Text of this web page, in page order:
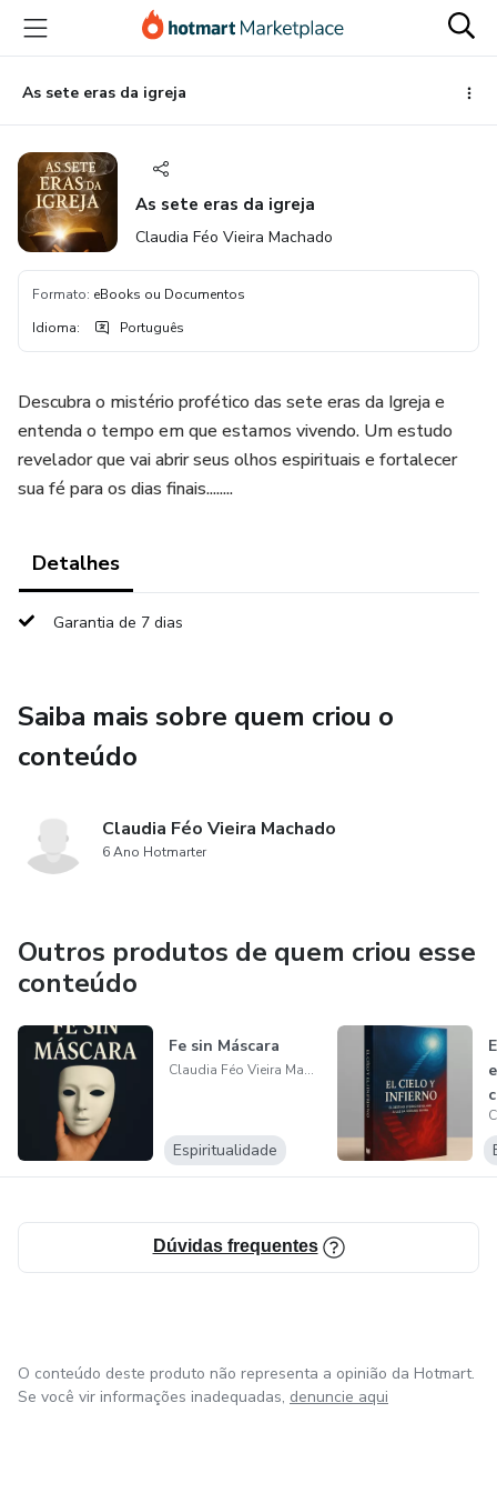
para
conteúdo
principal
para
pagamento
para
rodapé
As sete eras da igreja
As sete eras da igreja
Claudia Féo Vieira Machado
Formato: eBooks ou Documentos
Idioma: Português
Descubra o mistério profético das sete eras da Igreja e
entenda o tempo em que estamos vivendo. Um estudo
revelador que vai abrir seus olhos espirituais e fortalecer
sua fé para os dias finais........
Detalhes
Garantia de 7 dias
Saiba mais sobre quem criou o
conteúdo
Claudia Féo Vieira Machado
6 Ano Hotmarter
Outros produtos de quem criou esse
conteúdo
Fe sin Máscara
Claudia Féo Vieira Machado
Espiritualidade
Dúvidas frequentes
O conteúdo deste produto não representa a opinião da Hotmart.
Se você vir informações inadequadas, denuncie aqui